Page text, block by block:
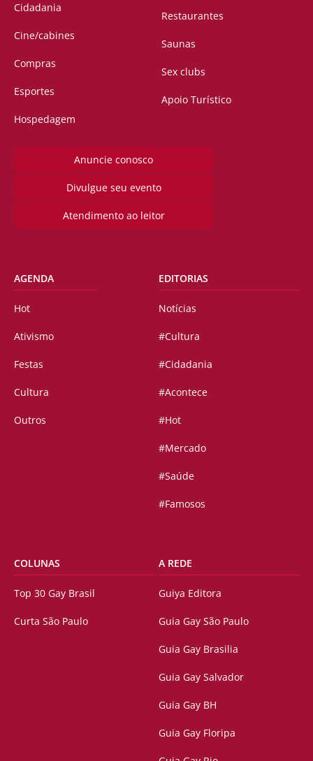
Cidadania
Cine/cabines
Compras
Esportes
Hospedagem
Restaurantes
Saunas
Sex clubs
Apoio Turístico
Anuncie conosco
Divulgue seu evento
Atendimento ao leitor
AGENDA
Hot
Ativismo
Festas
Cultura
Outros
EDITORIAS
Notícias
#Cultura
#Cidadania
#Acontece
#Hot
#Mercado
#Saúde
#Famosos
COLUNAS
Top 30 Gay Brasil
Curta São Paulo
A REDE
Guiya Editora
Guia Gay São Paulo
Guia Gay Brasilia
Guia Gay Salvador
Guia Gay BH
Guia Gay Floripa